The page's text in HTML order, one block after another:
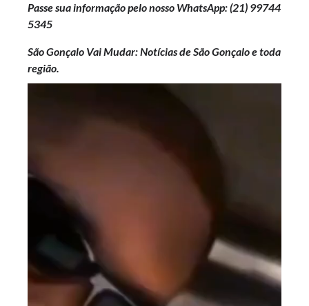
Passe sua informação pelo nosso WhatsApp: (21) 99744
5345
São Gonçalo Vai Mudar: Notícias de São Gonçalo e toda
região.